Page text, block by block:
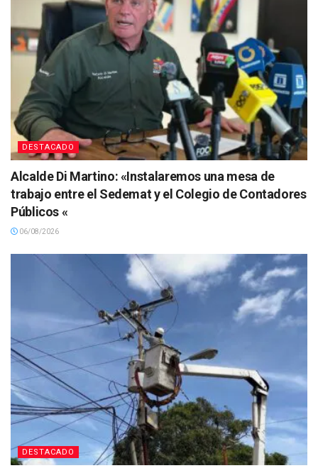
DESTACADO
Alcalde Di Martino: «Instalaremos una mesa de
trabajo entre el Sedemat y el Colegio de Contadores
Públicos «
06/08/2026
DESTACADO